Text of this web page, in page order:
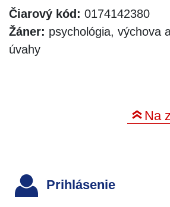
Čiarový kód: 0174142380
Žáner: psychológia, výchova
úvahy
Na
Prihlásenie